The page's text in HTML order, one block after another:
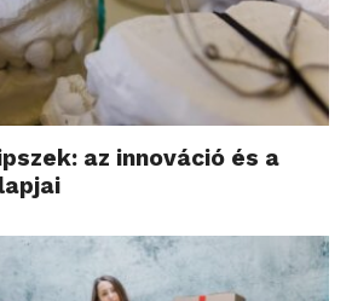
az innováció és a